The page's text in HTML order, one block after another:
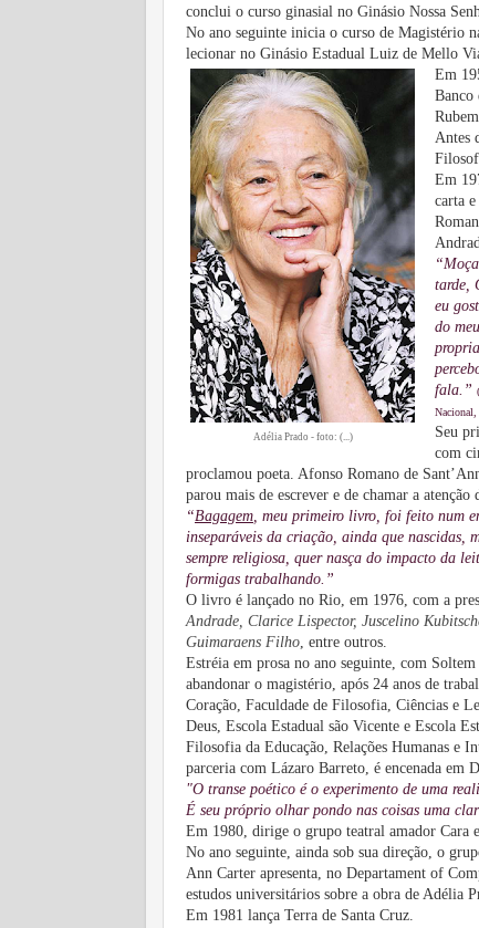
conclui o curso ginasial no Ginásio Nossa
No ano seguinte inicia o curso de Magistério
lecionar no Ginásio Estadual Luiz de Mello
Adélia Prado - foto: (...)
Em
Banco
Antes
Em
carta
tarde,
eu
do
fala.”
Seu
com
proclamou poeta. Afonso Romano de
parou mais de escrever e de chamar a
“Bagagem , meu primeiro livro, foi feito num
inseparáveis da criação, ainda que nascidas,
sempre religiosa, quer nasça do impacto da
formigas trabalhando.”
O livro é lançado no Rio, em 1976, com a
Andrade, Clarice Lispector, Juscelino
Guimaraens Filho , entre outros.
Estréia em prosa no ano seguinte, com
abandonar o magistério, após 24 anos de
Coração, Faculdade de Filosofia, Ciências e
Deus, Escola Estadual são Vicente e Escola
Filosofia da Educação, Relações Humanas e
parceria com Lázaro Barreto, é encenada em
"O transe poético é o experimento de uma
É seu próprio olhar pondo nas coisas uma
Em 1980, dirige o grupo teatral amador Cara
No ano seguinte, ainda sob sua direção, o
Ann Carter apresenta, no Departament of
estudos universitários sobre a obra de Adélia
Em 1981 lança Terra de Santa Cruz.